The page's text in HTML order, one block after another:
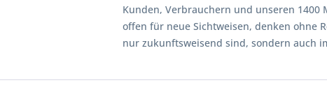
Kunden, Verbrauchern und unseren
offen für neue Sicht­weisen, denken ohne
nur zukunftsweisend sind, sondern auch